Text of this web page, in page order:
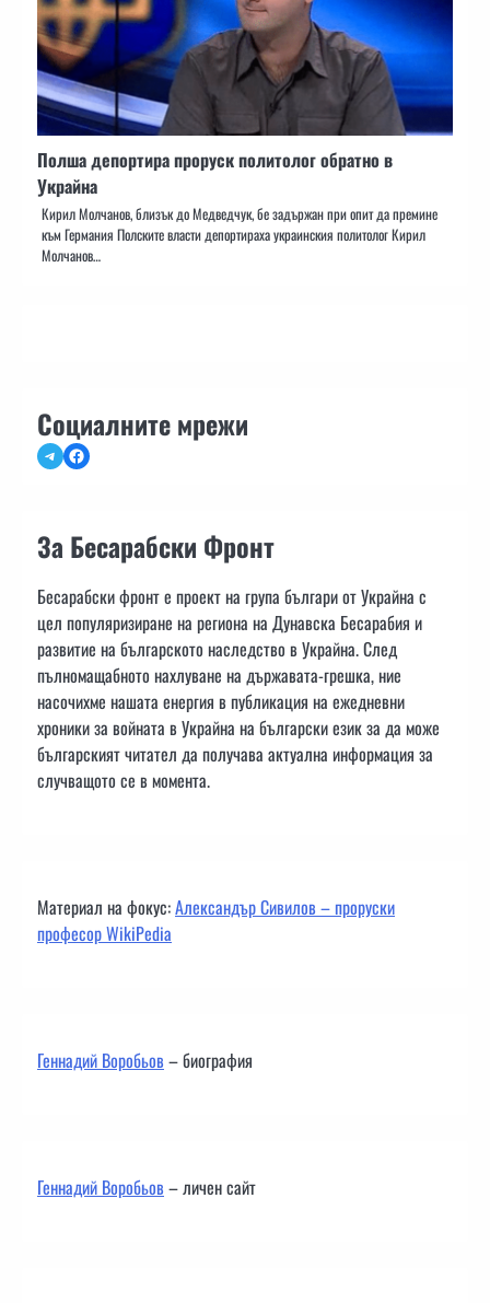
Полша депортира проруск политолог обратно в
Украйна
Кирил Молчанов, близък до Медведчук, бе задържан при опит да премине
към Германия Полските власти депортираха украинския политолог Кирил
Молчанов…
Социалните мрежи
TelegramFacebook
За Бесарабски Фронт
Бесарабски фронт е проект на група българи от Украйна с
цел популяризиране на региона на Дунавска Бесарабия и
развитие на българското наследство в Украйна. След
пълномащабното нахлуване на държавата-грешка, ние
насочихме нашата енергия в публикация на ежедневни
хроники за войната в Украйна на български език за да може
българският читател да получава актуална информация за
случващото се в момента.
Материал на фокус:Александър Сивилов – проруски
професор WikiPedia
Геннадий Воробьов– биография
Геннадий Воробьов– личен сайт